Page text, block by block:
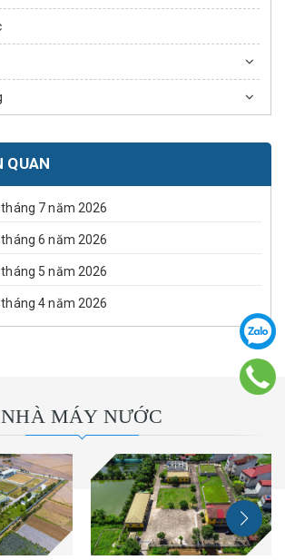
QUAN
7 năm 2026
6 năm 2026
5 năm 2026
4 năm 2026
NHÀ MÁY NƯỚC